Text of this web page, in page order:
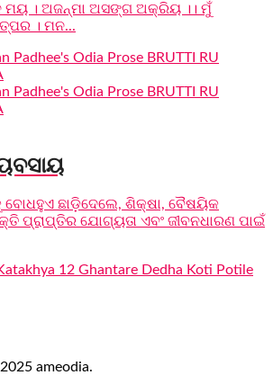
ମୟ । ଅଜନ୍ମା ଅସଙ୍ଗ ଅକ୍ରିୟ ।। ମୁଁ
। ମନ...
ଛାଡ଼ିଦେଲେ, ଶିକ୍ଷା, ବୈଷୟିକ
ପ୍ରାପ୍ତିର ଯୋଗ୍ୟତା ଏବଂ ଜୀବନଧାରଣ ପାଇଁ
ameodia.